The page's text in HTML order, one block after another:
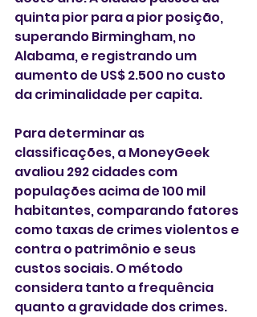
quinta pior para a pior posição,
superando Birmingham, no
Alabama, e registrando um
aumento de US$ 2.500 no custo
da criminalidade per capita.
Para determinar as
classificações, a MoneyGeek
avaliou 292 cidades com
populações acima de 100 mil
habitantes, comparando fatores
como taxas de crimes violentos e
contra o patrimônio e seus
custos sociais. O método
considera tanto a frequência
quanto a gravidade dos crimes.